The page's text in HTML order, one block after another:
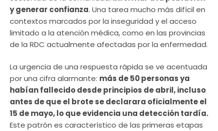
y generar confianza. Una tarea mucho más difícil en
contextos marcados por la inseguridad y el acceso
limitado a la atención médica, como en las provincias
de la RDC actualmente afectadas por la enfermedad.
La urgencia de una respuesta rápida se ve acentuada
por una cifra alarmante: más de 50 personas ya
habían fallecido desde principios de abril, incluso
antes de que el brote se declarara oficialmente el
15 de mayo, lo que evidencia una detección tardía.
Este patrón es característico de las primeras etapas